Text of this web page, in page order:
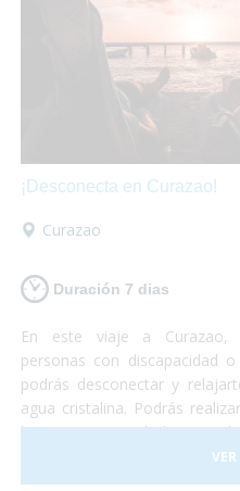
¡Desconecta en Curazao!
Curazao
Duración 7 dias
En este viaje a Curazao,
personas con discapacidad
podrás desconectar y
agua cristalina. Podrás
hacer un curso de buceo
otro montón de actividades
discapacidad.